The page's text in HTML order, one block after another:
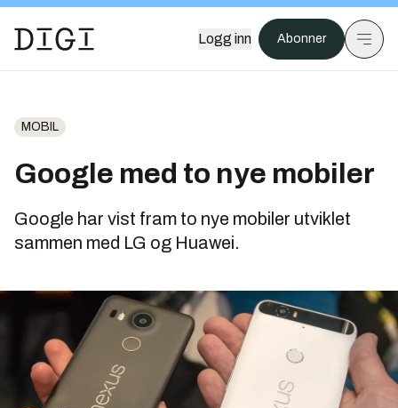
Logg inn Abonner
MOBIL
Google med to nye mobiler
Google har vist fram to nye mobiler utviklet
sammen med LG og Huawei.